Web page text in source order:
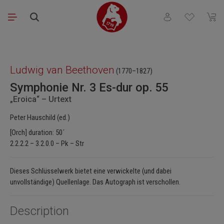
Saltar al contenido principal
Tienes 0 El
Ludwig van Beethoven (1770–1827)
Symphonie Nr. 3 Es-dur op. 55
„Eroica“ – Urtext
Peter Hauschild (ed.)
[Orch] duration: 50´
2.2.2.2 – 3.2.0.0 – Pk – Str
Dieses Schlüsselwerk bietet eine verwickelte (und dabei
unvollständige) Quellenlage. Das Autograph ist verschollen.
Description